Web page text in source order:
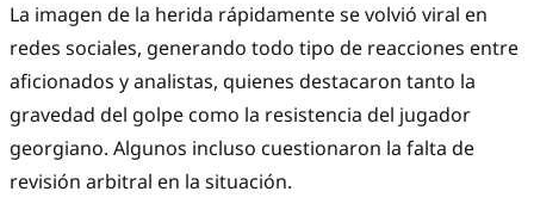
La imagen de la herida rápidamente se volvió viral en
redes sociales, generando todo tipo de reacciones entre
aficionados y analistas, quienes destacaron tanto la
gravedad del golpe como la resistencia del jugador
georgiano. Algunos incluso cuestionaron la falta de
revisión arbitral en la situación.